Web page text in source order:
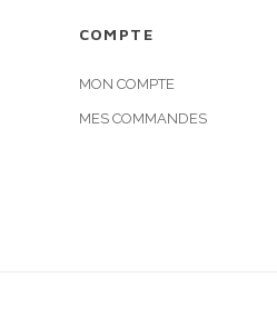
COMPTE
MON COMPTE
MES COMMANDES